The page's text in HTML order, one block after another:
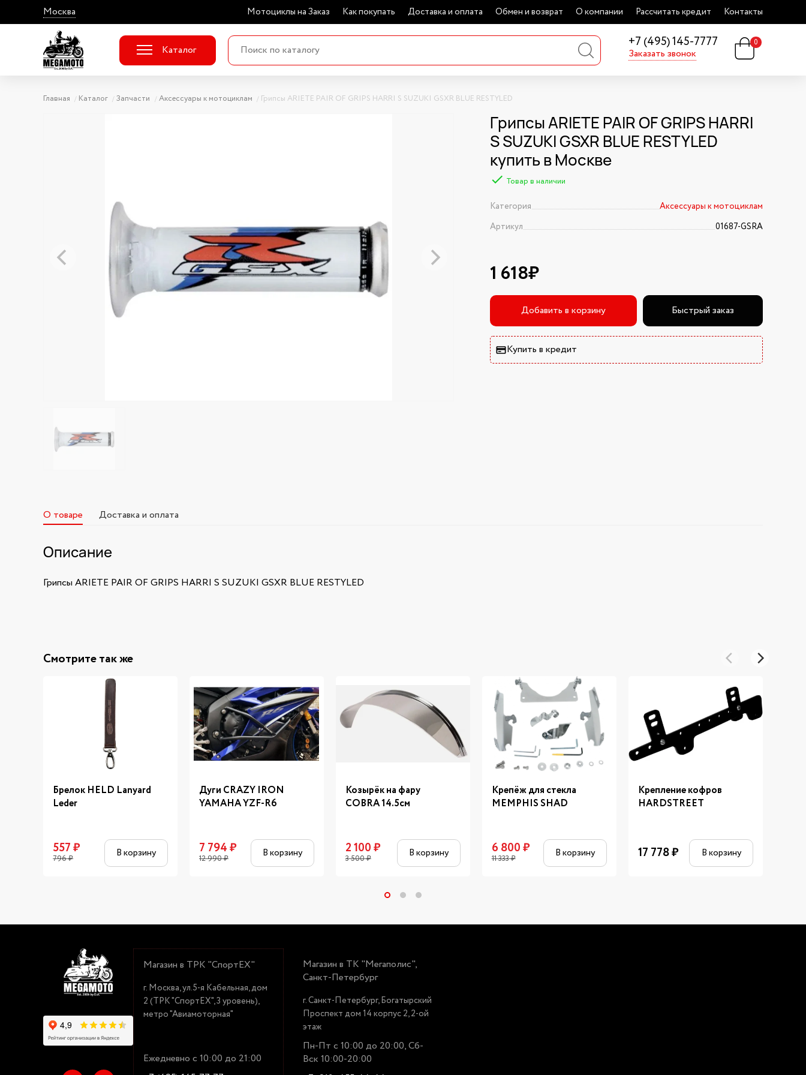
Москва Мотоциклы на Заказ Как покупать Доставка и оплата Обмен и возврат О компании Рассчитать кредит Контакты
+7 (495) 145-7777
Заказать звонок
Каталог
0
Главная Каталог Запчасти Аксессуары к мотоциклам Грипсы ARIETE PAIR OF GRIPS HARRI S SUZUKI GSXR BLUE RESTYLED
Грипсы ARIETE PAIR OF GRIPS HARRI
S SUZUKI GSXR BLUE RESTYLED
купить в Москве
Товар в наличии
Категория
Аксессуары к мотоциклам
Артикул
01687-GSRA
1 618₽
Добавить в корзину Быстрый заказ
Купить в кредит
О товаре Доставка и оплата
Описание
Грипсы ARIETE PAIR OF GRIPS HARRI S SUZUKI GSXR BLUE RESTYLED
Смотрите так же
Брелок HELD Lanyard
Leder
557₽
796₽ В корзину
Дуги CRAZY IRON
YAMAHA YZF-R6
7 794₽
12 990₽ В корзину
Козырёк на фару
COBRA 14.5см
2 100₽
3 500₽ В корзину
Крепёж для стекла
MEMPHIS SHAD
6 800₽
11 333₽ В корзину
Крепление кофров
HARDSTREET
17 778₽ В корзину
Магазин в ТРК "СпортЕХ"
г. Москва, ул.5-я Кабельная, дом
2 (ТРК "СпортЕХ", 3 уровень),
метро "Авиамоторная"
Ежедневно с 10:00 до 21:00
Магазин в ТК "Мегаполис",
Санкт-Петербург
г. Санкт-Петербург, Богатырский
Проспект дом 14 корпус 2, 2-ой
этаж
Пн-Пт с 10:00 до 20:00, Сб-
Вск 10:00-20:00